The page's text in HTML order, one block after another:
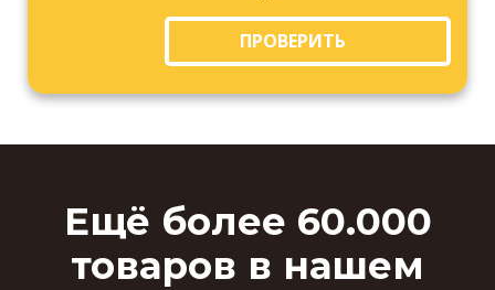
ПРОВЕРИТЬ
Ещё более 60.000
товаров в нашем